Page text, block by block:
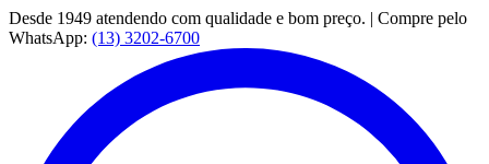
Desde 1949 atendendo com qualidade e bom preço. | Compre pelo
WhatsApp: (13) 3202-6700